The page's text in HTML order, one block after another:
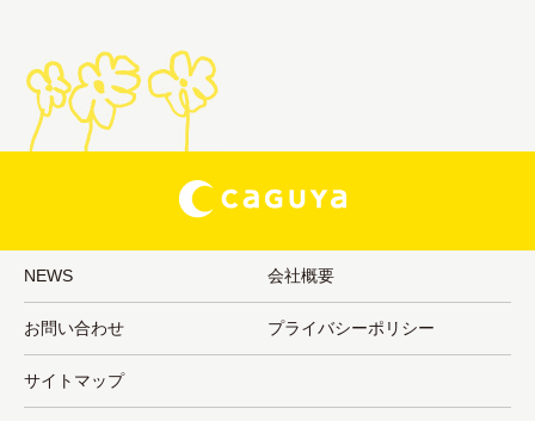
NEWS 会社概要
お問い合わせ プライバシーポリシー
サイトマップ